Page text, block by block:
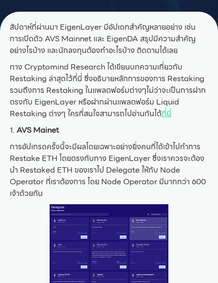
สัปดาห์ที่ผ่านมา EigenLayer มีอัปเดทสำคัญหลายอย่าง เช่น
การเปิดตัว AVS Mainnet และ EigenDA สรุปมีความสำคัญ
อย่างไรบ้าง และนักลงทุนต้องทำอะไรบ้าง ติดตามได้เลย
ทาง Cryptomind Research ได้เขียนบทความเกี่ยวกับ
Restaking ล่าสุดไว้ที่นี่ ซึ่งอธิบายหลักการของการ Restaking
รวมถึงการ Restaking ในแพลตฟอร์มต่างๆไม่ว่าจะเป็นการฝาก
ตรงกับ EigenLayer หรือฝากผ่านแพลตฟอร์ม Liquid
Restaking ต่างๆ ใครที่สนใจสามารถไปอ่านกันได้ที่นี่
1. AVS Mainet
การอัปเกรดครั้งนี้จะมีผลโดยเฉพาะอย่างยิ่งคนที่ได้เข้าไปทำการ
Restake ETH โดยตรงกับทาง EigenLayer ซึ่งเราควรจะต้อง
นำ Restaked ETH ของเราไป Delegate ให้กับ Node
Operator ที่เราต้องการ โดย Node Operator มีมากกว่า 600
เจ้าด้วยกัน